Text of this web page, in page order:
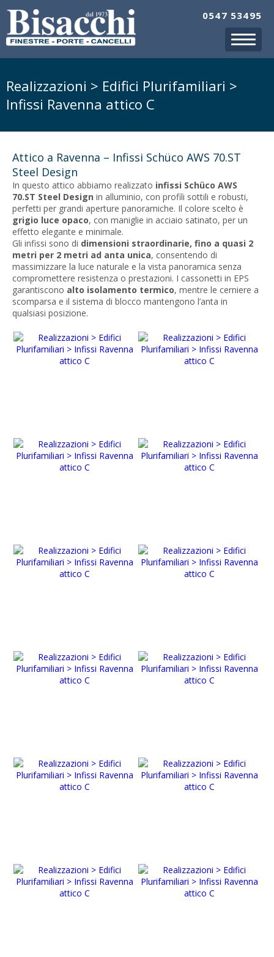
0547 53495
Realizzazioni > Edifici Plurifamiliari >
Infissi Ravenna attico C
Attico a Ravenna – Infissi Schüco AWS 70.ST
Steel Design
In questo attico abbiamo realizzato infissi Schüco AWS
70.ST Steel Design in alluminio, con profili sottili e robusti,
perfetti per grandi aperture panoramiche. Il colore scelto è
grigio luce opaco, con maniglie in acciaio satinato, per un
effetto elegante e minimale.
Gli infissi sono di dimensioni straordinarie, fino a quasi 2
metri per 2 metri ad anta unica, consentendo di
massimizzare la luce naturale e la vista panoramica senza
compromettere resistenza o prestazioni. I cassonetti in EPS
garantiscono alto isolamento termico, mentre le cerniere a
scomparsa e il sistema di blocco mantengono l’anta in
qualsiasi posizione.